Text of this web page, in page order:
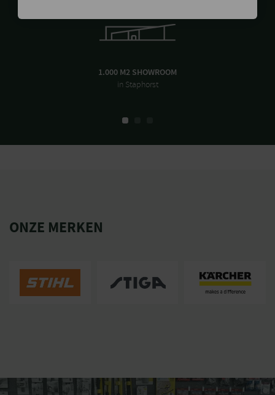
1.000 M2 SHOWROOM
in Staphorst
ONZE MERKEN